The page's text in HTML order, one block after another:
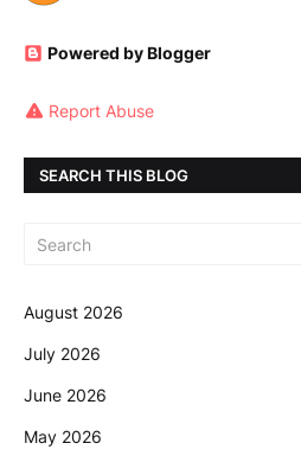
Powered by Blogger
Report Abuse
SEARCH THIS BLOG
August 2026
July 2026
June 2026
May 2026